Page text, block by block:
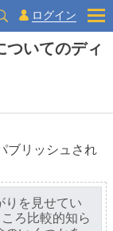
ログイン
ついてのディ
ブリッシュされ
りを見せてい
ろ比較的知ら